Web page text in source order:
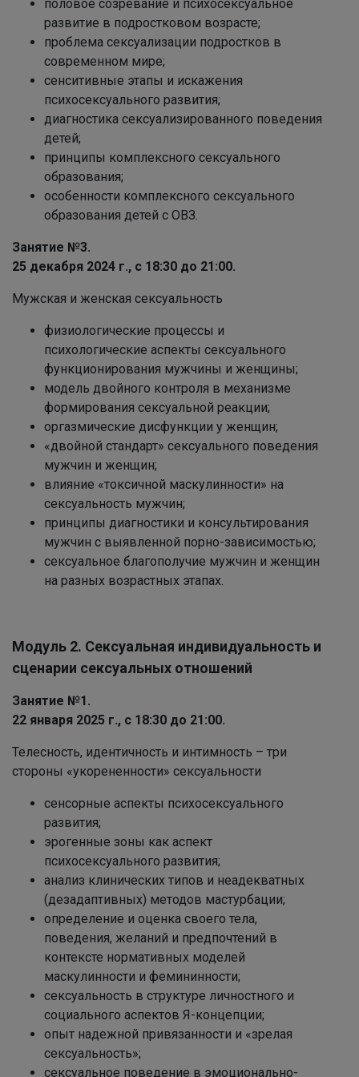
половое созревание и психосексуальное
развитие в подростковом возрасте;
проблема сексуализации подростков в
современном мире;
сенситивные этапы и искажения
психосексуального развития;
диагностика сексуализированного поведения
детей;
принципы комплексного сексуального
образования;
особенности комплексного сексуального
образования детей с ОВЗ.
Занятие №3.
25 декабря 2024 г., с 18:30 до 21:00.
Мужская и женская сексуальность
физиологические процессы и
психологические аспекты сексуального
функционирования мужчины и женщины;
модель двойного контроля в механизме
формирования сексуальной реакции;
оргазмические дисфункции у женщин;
«двойной стандарт» сексуального поведения
мужчин и женщин;
влияние «токсичной маскулинности» на
сексуальность мужчин;
принципы диагностики и консультирования
мужчин с выявленной порно-зависимостью;
сексуальное благополучие мужчин и женщин
на разных возрастных этапах.
Модуль 2. Сексуальная индивидуальность и
сценарии сексуальных отношений
Занятие №1.
22 января 2025 г., с 18:30 до 21:00.
Телесность, идентичность и интимность – три
стороны «укорененности» сексуальности
сенсорные аспекты психосексуального
развития;
эрогенные зоны как аспект
психосексуального развития;
анализ клинических типов и неадекватных
(дезадаптивных) методов мастурбации;
определение и оценка своего тела,
поведения, желаний и предпочтений в
контексте нормативных моделей
маскулинности и фемининности;
сексуальность в структуре личностного и
социального аспектов Я-концепции;
опыт надежной привязанности и «зрелая
сексуальность»;
сексуальное поведение в эмоционально-